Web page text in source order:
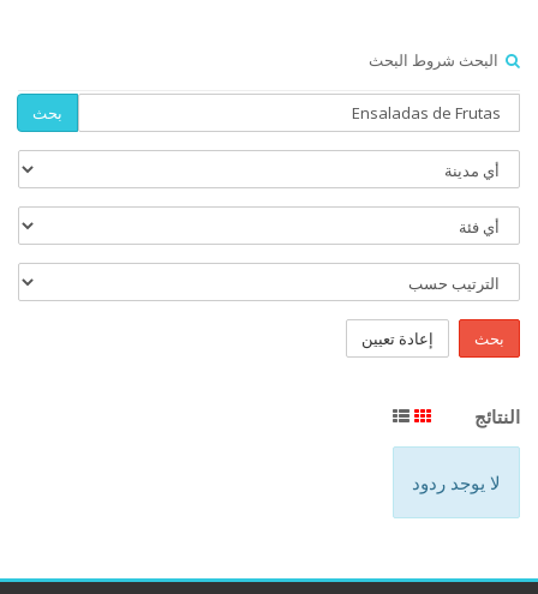
البحث شروط البحث
بحث
بحث إعادة تعيين
النتائج
لا يوجد ردود